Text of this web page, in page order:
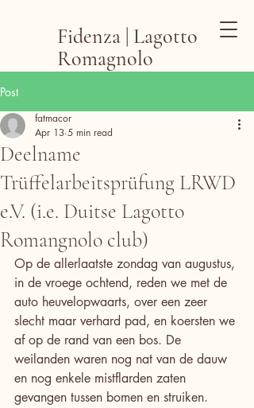
Fidenza | Lagotto
Romagnolo
Post
Deelname
Trüffelarbeitsprüfung LRWD
e.V. (i.e. Duitse Lagotto
Romangnolo club)
fatmacor
Apr 13 5 min read
Op de allerlaatste zondag van augustus,
in de vroege ochtend, reden we met de
auto heuvelopwaarts, over een zeer
slecht maar verhard pad, en koersten we
af op de rand van een bos. De
weilanden waren nog nat van de dauw
en nog enkele mistflarden zaten
gevangen tussen bomen en struiken.